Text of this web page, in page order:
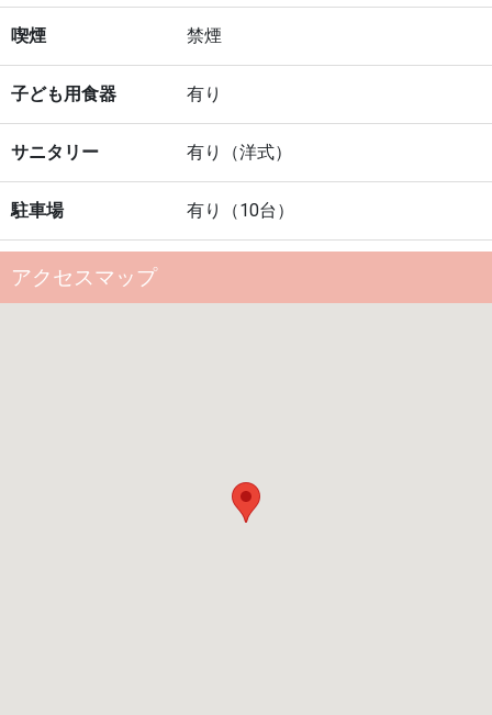
喫煙 禁煙
子ども用食器 有り
サニタリー 有り（洋式）
駐車場 有り（10台）
アクセスマップ